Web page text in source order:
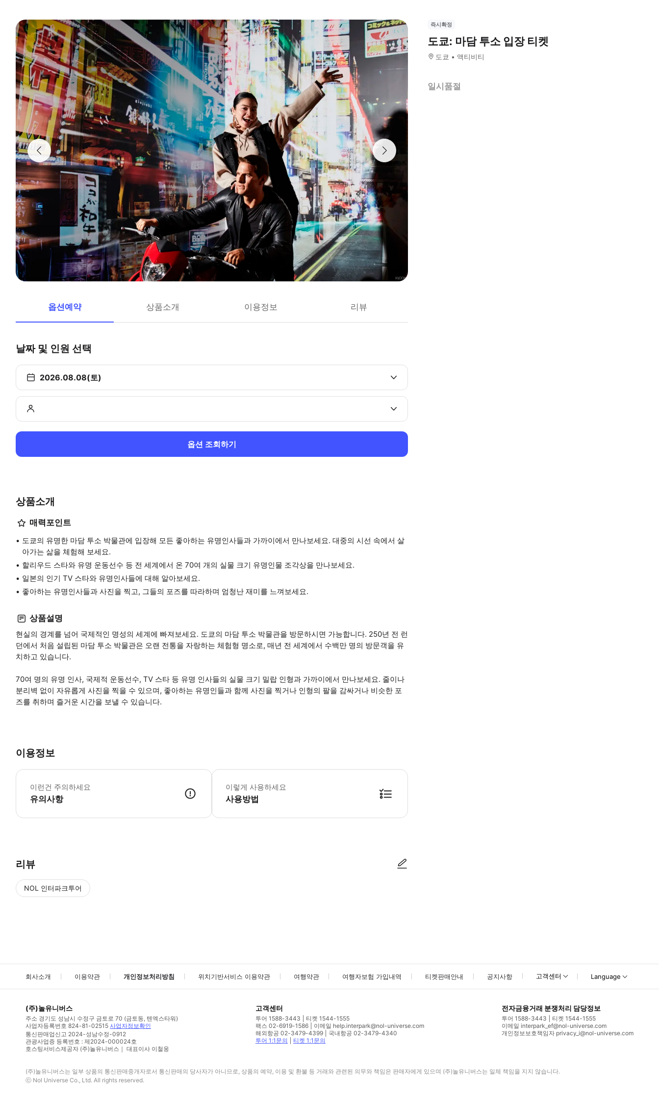
옵션예약 상품소개 이용정보 리뷰
날짜 및 인원 선택
2026.08.08(토)
옵션 조회하기
상품소개
매력포인트
도쿄의 유명한 마담 투소 박물관에 입장해 모든 좋아하는 유명인사들과 가까이에서 만나보세요. 대중의 시선 속에서 살
아가는 삶을 체험해 보세요.
할리우드 스타와 유명 운동선수 등 전 세계에서 온 70여 개의 실물 크기 유명인물 조각상을 만나보세요.
일본의 인기 TV 스타와 유명인사들에 대해 알아보세요.
좋아하는 유명인사들과 사진을 찍고, 그들의 포즈를 따라하며 엄청난 재미를 느껴보세요.
상품설명
현실의 경계를 넘어 국제적인 명성의 세계에 빠져보세요. 도쿄의 마담 투소 박물관을 방문하시면 가능합니다. 250년 전 런
던에서 처음 설립된 마담 투소 박물관은 오랜 전통을 자랑하는 체험형 명소로, 매년 전 세계에서 수백만 명의 방문객을 유
치하고 있습니다.
70여 명의 유명 인사, 국제적 운동선수, TV 스타 등 유명 인사들의 실물 크기 밀랍 인형과 가까이에서 만나보세요. 줄이나
분리벽 없이 자유롭게 사진을 찍을 수 있으며, 좋아하는 유명인들과 함께 사진을 찍거나 인형의 팔을 감싸거나 비슷한 포
즈를 취하며 즐거운 시간을 보낼 수 있습니다.
이용정보
이런건 주의하세요
유의사항
• 운영 상황, 시설 운영 시간 및 어트랙션에 따라 운영이 예고 없이 변경될 수 있습니다. 방문 전에 공식 웹사이트를 확인하시기 바랍니다. • 마지막 입장은 폐
이렇게 사용하세요
사용방법
리뷰
NOL 인터파크투어
즉시확정
도쿄: 마담 투소 입장 티켓
도쿄 액티비티
일시품절
회사소개 이용약관 개인정보처리방침 위치기반서비스 이용약관 여행약관 여행자보험 가입내역 티켓판매안내 공지사항 고객센터 Language
(주)놀유니버스
주소 경기도 성남시 수정구 금토로 70 (금토동, 텐엑스타워)
사업자등록번호 824-81-02515 사업자정보확인
통신판매업신고 2024-성남수정-0912
관광사업증 등록번호 : 제2024-000024호
호스팅서비스제공자 (주)놀유니버스｜ 대표이사 이철웅
고객센터
투어 1588-3443
티켓 1544-1555
팩스 02-6919-1586
이메일 help.interpark@nol-universe.com
해외항공 02-3479-4399
국내항공 02-3479-4340
투어 1:1문의
티켓 1:1문의
전자금융거래 분쟁처리 담당정보
투어 1588-3443
티켓 1544-1555
이메일 interpark_ef@nol-universe.com
개인정보보호책임자 privacy_i@nol-universe.com
(주)놀유니버스는 일부 상품의 통신판매중개자로서 통신판매의 당사자가 아니므로, 상품의 예약, 이용 및 환불 등 거래와 관련된 의무와 책임은 판매자에게 있으며 (주)놀유니버스는 일체 책임을 지지 않습니다.
ⓒ Nol Universe Co., Ltd. All rights reserved.